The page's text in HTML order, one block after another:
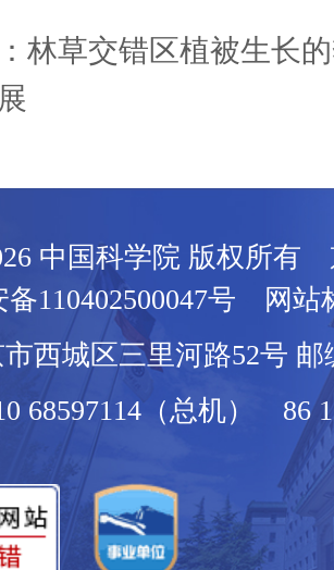
林草交错区植被生长
中国科学院 版权所有
备110402500047号 网站
西城区三里河路52号 邮
68597114（总机） 86